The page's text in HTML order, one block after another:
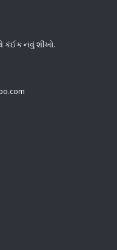
કંઈક નવું શીખો.